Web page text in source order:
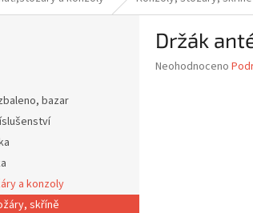
bazar
a konzoly
skříně
Držák
Průměrné
Neohodnoceno